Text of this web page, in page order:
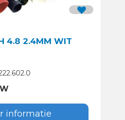
4.8 2.4MM WIT
informatie